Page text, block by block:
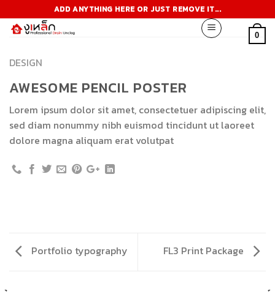
to
content
ADD ANYTHING HERE OR JUST REMOVE IT...
0
DESIGN
AWESOME PENCIL POSTER
Lorem ipsum dolor sit amet, consectetuer adipiscing elit,
sed diam nonummy nibh euismod tincidunt ut laoreet
dolore magna aliquam erat volutpat
Portfolio typography FL3 Print Package